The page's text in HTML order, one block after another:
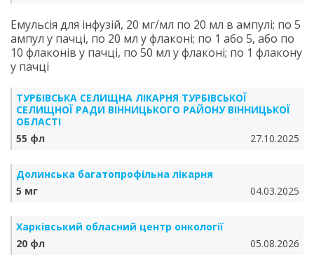
Емульсія для інфузій, 20 мг/мл по 20 мл в ампулі; по 5
ампул у пачці, по 20 мл у флаконі; по 1 або 5, або по
10 флаконів у пачці, по 50 мл у флаконі; по 1 флакону
у пачці
ТУРБІВСЬКА СЕЛИЩНА ЛІКАРНЯ ТУРБІВСЬКОЇ
СЕЛИЩНОЇ РАДИ ВІННИЦЬКОГО РАЙОНУ ВІННИЦЬКОЇ
ОБЛАСТІ
55 фл
27.10.2025
Долинська багатопрофільна лікарня
5 мг
04.03.2025
Харківський обласний центр онкології
20 фл
05.08.2026